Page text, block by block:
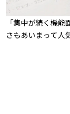
「集中が続く機
さもあいまって人